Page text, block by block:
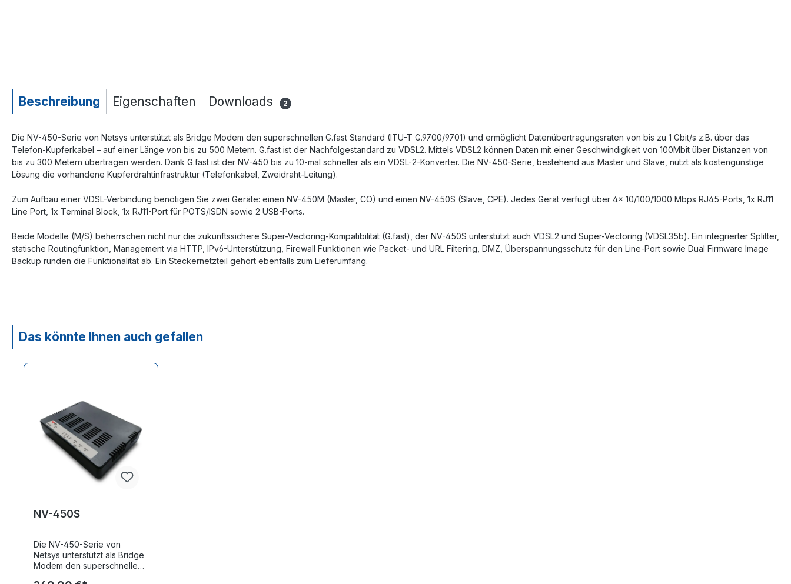
Beschreibung Eigenschaften Downloads 2
Die NV-450-Serie von Netsys unterstützt als Bridge Modem den superschnellen G.fast Standard (ITU-T G.9700/9701) und ermöglicht Datenübertragungsraten von bis zu 1 Gbit/s z.B. über das
Telefon-Kupferkabel – auf einer Länge von bis zu 500 Metern. G.fast ist der Nachfolgestandard zu VDSL2. Mittels VDSL2 können Daten mit einer Geschwindigkeit von 100Mbit über Distanzen von
bis zu 300 Metern übertragen werden. Dank G.fast ist der NV-450 bis zu 10-mal schneller als ein VDSL-2-Konverter. Die NV-450-Serie, bestehend aus Master und Slave, nutzt als kostengünstige
Lösung die vorhandene Kupferdrahtinfrastruktur (Telefonkabel, Zweidraht-Leitung).
Zum Aufbau einer VDSL-Verbindung benötigen Sie zwei Geräte: einen NV-450M (Master, CO) und einen NV-450S (Slave, CPE). Jedes Gerät verfügt über 4x 10/100/1000 Mbps RJ45-Ports, 1x RJ11
Line Port, 1x Terminal Block, 1x RJ11-Port für POTS/ISDN sowie 2 USB-Ports.
Beide Modelle (M/S) beherrschen nicht nur die zukunftssichere Super-Vectoring-Kompatibilität (G.fast), der NV-450S unterstützt auch VDSL2 und Super-Vectoring (VDSL35b). Ein integrierter Splitter,
statische Routingfunktion, Management via HTTP, IPv6-Unterstützung, Firewall Funktionen wie Packet- und URL Filtering, DMZ, Überspannungsschutz für den Line-Port sowie Dual Firmware Image
Backup runden die Funktionalität ab. Ein Steckernetzteil gehört ebenfalls zum Lieferumfang.
Das könnte Ihnen auch gefallen
NV-450S
Die NV-450-Serie von
Netsys unterstützt als Bridge
Modem den superschnellen